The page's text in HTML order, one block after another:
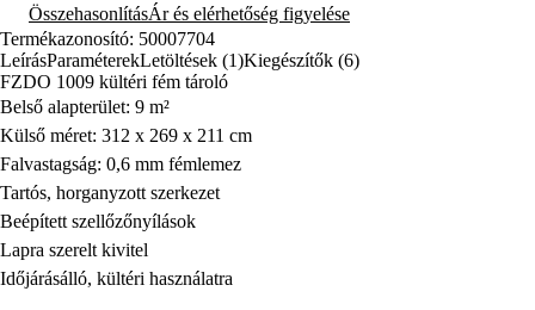
ÖsszehasonlításÁr és elérhetőség figyelése
Termékazonosító: 50007704
LeírásParaméterekLetöltések (1)Kiegészítők (6)
FZDO 1009 kültéri fém tároló
Belső alapterület: 9 m²
Külső méret: 312 x 269 x 211 cm
Falvastagság: 0,6 mm fémlemez
Tartós, horganyzott szerkezet
Beépített szellőzőnyílások
Lapra szerelt kivitel
Időjárásálló, kültéri használatra